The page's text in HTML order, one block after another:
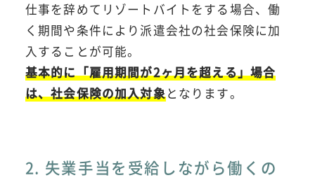
仕事を辞めてリゾートバイトをする場合、働
く期間や条件により派遣会社の社会保険に加
入することが可能。
基本的に「雇用期間が2ヶ月を超える」場合
は、社会保険の加入対象となります。
2. 失業手当を受給しながら働くの